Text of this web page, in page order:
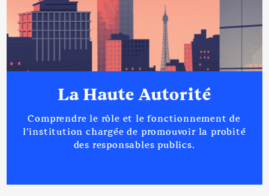
La Haute Autorité
Comprendre le rôle et le fonctionnement de
l’institution chargée de promouvoir la probité
des responsables publics.